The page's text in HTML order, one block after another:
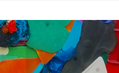
giovedì 09 aprile 2026